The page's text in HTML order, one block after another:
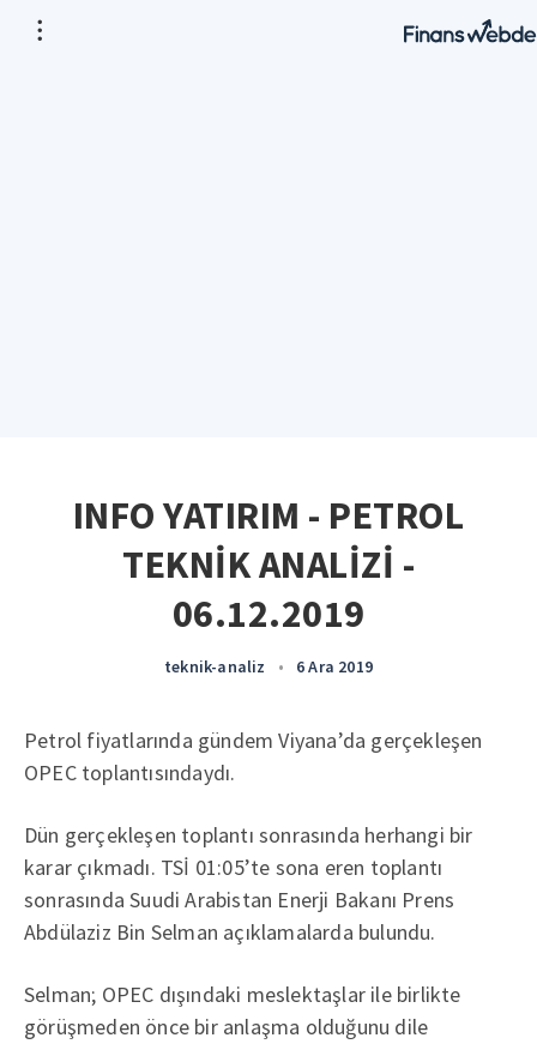
INFO YATIRIM - PETROL
TEKNİK ANALİZİ -
06.12.2019
teknik-analiz • 6 Ara 2019
Petrol fiyatlarında gündem Viyana’da gerçekleşen
OPEC toplantısındaydı.
Dün gerçekleşen toplantı sonrasında herhangi bir
karar çıkmadı. TSİ 01:05’te sona eren toplantı
sonrasında Suudi Arabistan Enerji Bakanı Prens
Abdülaziz Bin Selman açıklamalarda bulundu.
Selman; OPEC dışındaki meslektaşlar ile birlikte
görüşmeden önce bir anlaşma olduğunu dile